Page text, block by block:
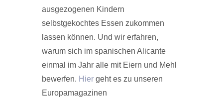
ausgezogenen Kindern
selbstgekochtes Essen zukommen
lassen können. Und wir erfahren,
warum sich im spanischen Alicante
einmal im Jahr alle mit Eiern und Mehl
bewerfen. Hier geht es zu unseren
Europamagazinen